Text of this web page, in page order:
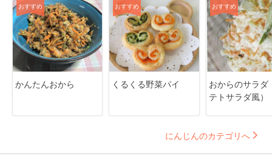
おすすめ
かんたんおから
おすすめ
くるくる野菜パイ
おすすめ
おからのサラダ
テトサラダ風）
にんじんのカテゴリへ